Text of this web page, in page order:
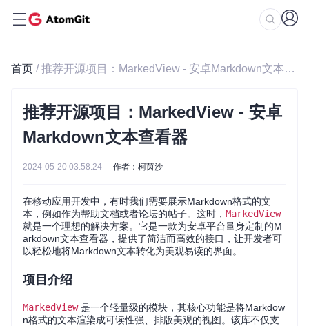
首页 / 推荐开源项目：MarkedView - 安卓Markdown文本查看器
推荐开源项目：MarkedView - 安卓
Markdown文本查看器
2024-05-20 03:58:24 作者：柯茵沙
在移动应用开发中，有时我们需要展示Markdown格式的文
本，例如作为帮助文档或者论坛的帖子。这时， MarkedView
就是一个理想的解决方案。它是一款为安卓平台量身定制的M
arkdown文本查看器，提供了简洁而高效的接口，让开发者可
以轻松地将Markdown文本转化为美观易读的界面。
项目介绍
MarkedView是一个轻量级的模块，其核心功能是将Markdow
n格式的文本渲染成可读性强、排版美观的视图。该库不仅支